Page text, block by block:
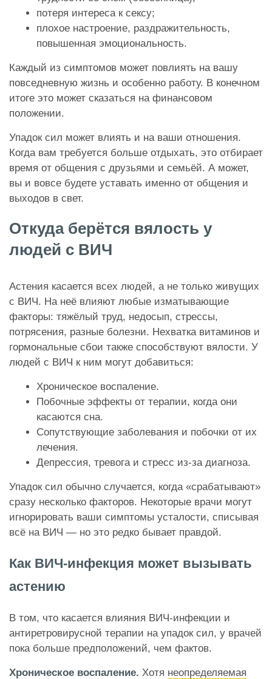
потеря интереса к сексу;
плохое настроение, раздражительность,
повышенная эмоциональность.
Каждый из симптомов может повлиять на вашу
повседневную жизнь и особенно работу. В конечном
итоге это может сказаться на финансовом
положении.
Упадок сил может влиять и на ваши отношения.
Когда вам требуется больше отдыхать, это отбирает
время от общения с друзьями и семьёй. А может,
вы и вовсе будете уставать именно от общения и
выходов в свет.
Откуда берётся вялость у
людей с ВИЧ
Астения касается всех людей, а не только живущих
с ВИЧ. На неё влияют любые изматывающие
факторы: тяжёлый труд, недосып, стрессы,
потрясения, разные болезни. Нехватка витаминов и
гормональные сбои также способствуют вялости. У
людей с ВИЧ к ним могут добавиться:
Хроническое воспаление.
Побочные эффекты от терапии, когда они
касаются сна.
Сопутствующие заболевания и побочки от их
лечения.
Депрессия, тревога и стресс из-за диагноза.
Упадок сил обычно случается, когда «срабатывают»
сразу несколько факторов. Некоторые врачи могут
игнорировать ваши симптомы усталости, списывая
всё на ВИЧ — но это редко бывает правдой.
Как ВИЧ-инфекция может вызывать
астению
В том, что касается влияния ВИЧ-инфекции и
антиретровирусной терапии на упадок сил, у врачей
пока больше предположений, чем фактов.
Хроническое воспаление. Хотя неопределяемая